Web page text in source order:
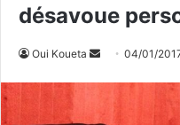
désavoue
Oui Koueta
o
04/01/